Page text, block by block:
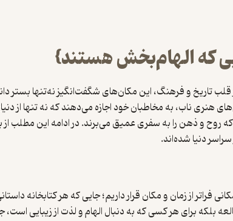
که الهام‌بخش هستند}
قلب تاریخ و فرهنگ، این مکان‌های شگفت‌انگیز نه‌تنها
هنری ناب، به مخاطبان خود اجازه می‌دهند که نه تنها از
که روح و ذهن را به سفری عمیق می‌برند. در ادامه این مطلب از
دنیا شده‌اند.
فراتر از زمان و مکان قرار داریم؛ جایی که هر کتابخانه
بلکه برای هر کسی که به دنبال الهام و لذت از زیبایی